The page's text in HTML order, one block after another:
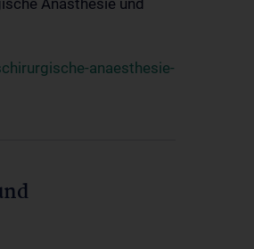
Anästhesie und
anaesthesie-